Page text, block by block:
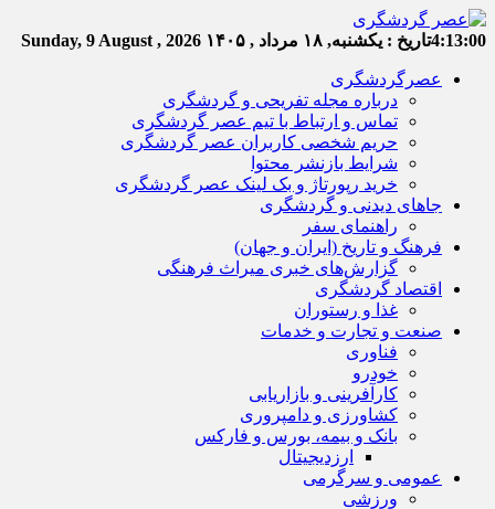
4:13:00تاریخ : یکشنبه, ۱۸ مرداد , ۱۴۰۵ Sunday, 9 August , 2026
عصرگردشگری
درباره مجله تفریحی و گردشگری
تماس و ارتباط با تیم عصر گردشگری
حریم شخصی کاربران عصر گردشگری
شرایط بازنشر محتوا
خرید رپورتاژ و بک لینک عصر گردشگری
جاهای دیدنی و گردشگری
راهنمای سفر
فرهنگ و تاریخ (ایران و جهان)
گزارش‌های خبری میراث فرهنگی
اقتصاد گردشگری
غذا و رستوران
صنعت و تجارت و خدمات
فناوری
خودرو
کارآفرینی و بازاریابی
کشاورزی و دامپروری
بانک و بیمه، بورس و فارکس
ارزدیجیتال
عمومی و سرگرمی
ورزشی